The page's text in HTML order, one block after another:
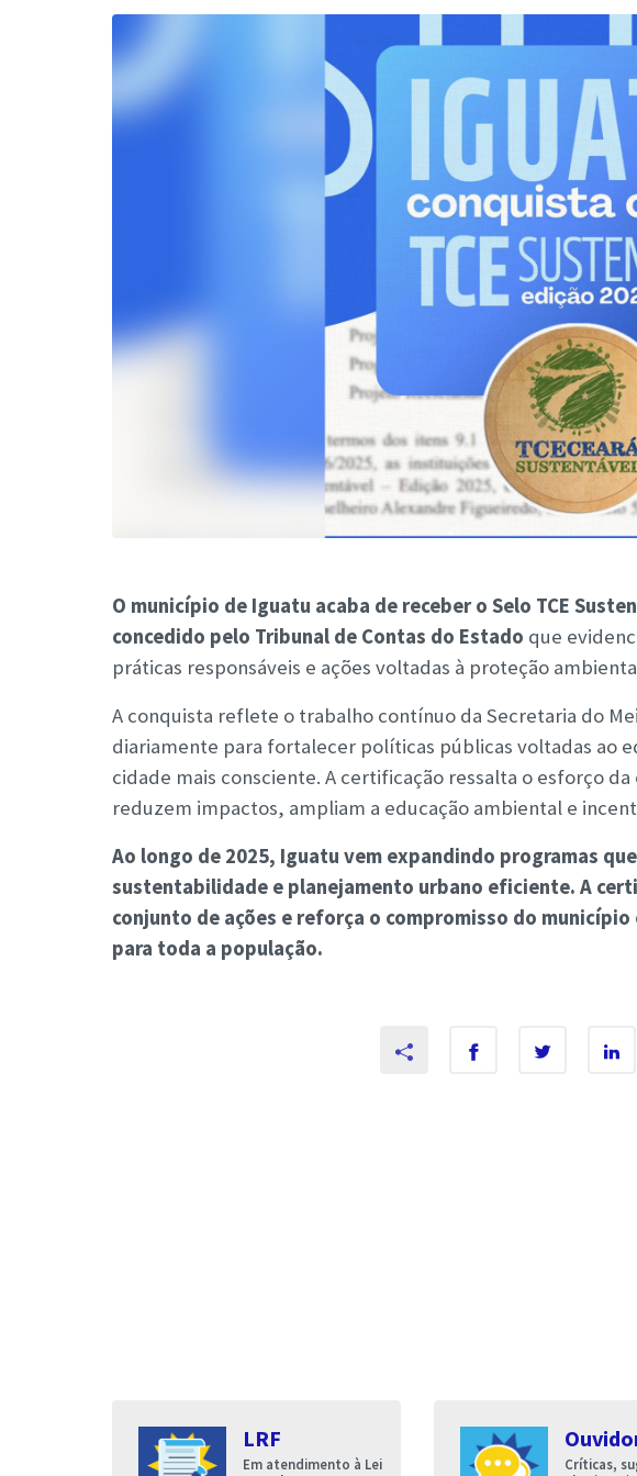
O município de Iguatu acaba de receber o Selo TCE
concedido pelo Tribunal de Contas do Estado que
práticas responsáveis e ações voltadas à proteção
A conquista reflete o trabalho contínuo da Secretaria do
diariamente para fortalecer políticas públicas voltadas ao
cidade mais consciente. A certificação ressalta o esforço
reduzem impactos, ampliam a educação ambiental e
Ao longo de 2025, Iguatu vem expandindo programas
sustentabilidade e planejamento urbano eficiente. A
conjunto de ações e reforça o compromisso do
para toda a população.
LRF
Em atendimento à Lei
Críticas,